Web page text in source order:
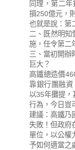
同理，第二
損250億元，
也就是說：第
二、既然明
施，任令第二
三、當初開辦
巨大？
高鐵總造價
靠銀行團融資
以35年攤提，
行為，今日豈
建議：高鐵乃
失敗！但政府
單位，以公權
予如何適當之